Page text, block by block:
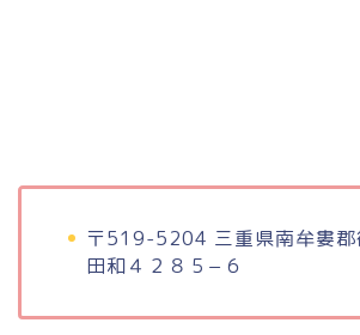
〒519-5204 三重県南牟婁郡
田和４２８５−６